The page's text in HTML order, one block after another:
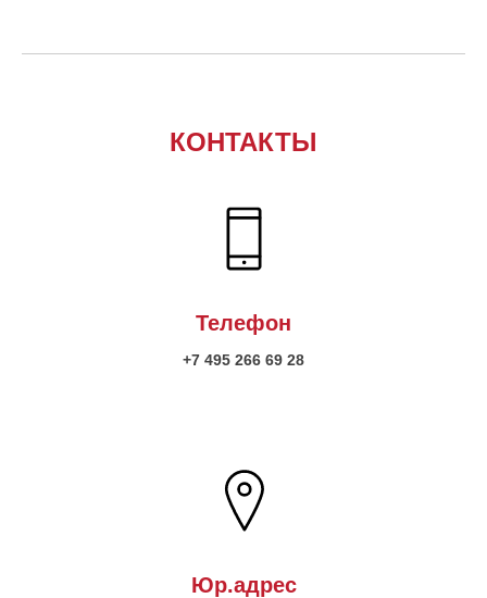
КОНТАКТЫ
Телефон
+7 495 266 69 28
Юр.адрес